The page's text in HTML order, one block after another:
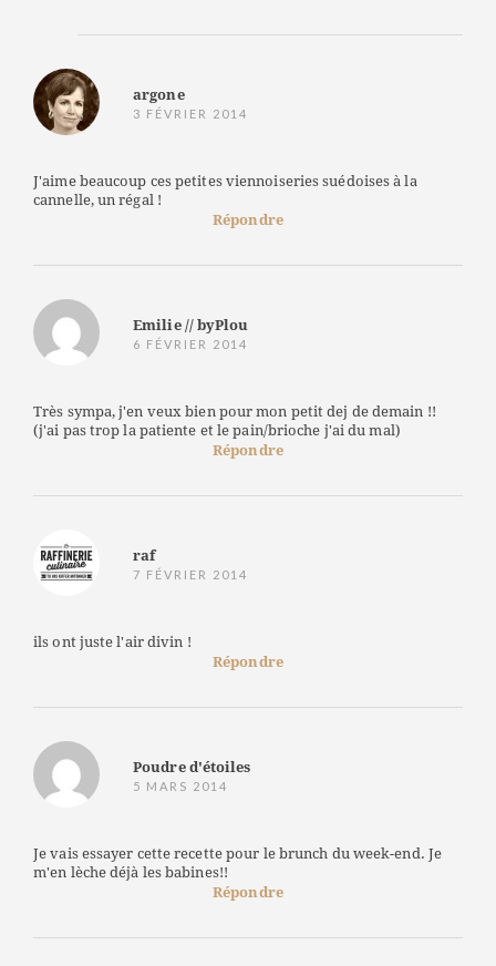
argone
3 FÉVRIER 2014
J'aime beaucoup ces petites viennoiseries suédoises à la
cannelle, un régal !
Répondre
Emilie // byPlou
6 FÉVRIER 2014
Très sympa, j'en veux bien pour mon petit dej de demain !!
(j'ai pas trop la patiente et le pain/brioche j'ai du mal)
Répondre
raf
7 FÉVRIER 2014
ils ont juste l'air divin !
Répondre
Poudre d'étoiles
5 MARS 2014
Je vais essayer cette recette pour le brunch du week-end. Je
m'en lèche déjà les babines!!
Répondre